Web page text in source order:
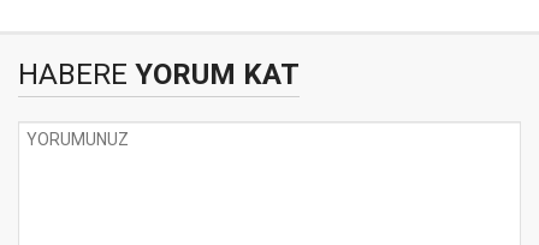
HABERE YORUM KAT